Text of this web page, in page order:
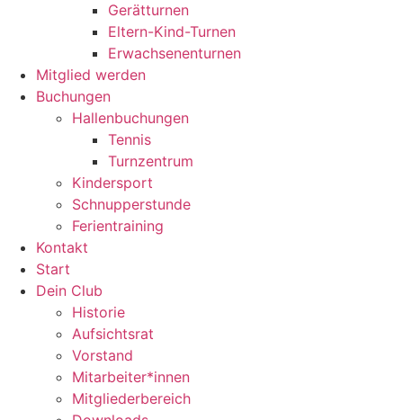
Gerätturnen
Eltern-Kind-Turnen
Erwachsenenturnen
Mitglied werden
Buchungen
Hallenbuchungen
Tennis
Turnzentrum
Kindersport
Schnupperstunde
Ferientraining
Kontakt
Start
Dein Club
Historie
Aufsichtsrat
Vorstand
Mitarbeiter*innen
Mitgliederbereich